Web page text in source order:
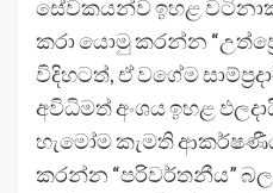
සේවකයන්ව ඉහළ
කරා යොමු කරන්න
විදිහටත්, ඒ වගේම
අවිධිමත් අංශය ඉහළ
හැමෝම කැමති
කරන්න “පරිවර්තනීය”